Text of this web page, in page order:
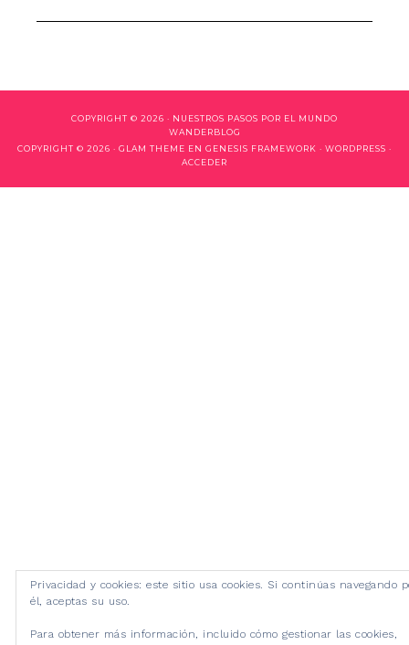
COPYRIGHT © 2026 · NUESTROS PASOS POR EL MUNDO
WANDERBLOG
COPYRIGHT © 2026 · GLAM THEME EN GENESIS FRAMEWORK · WORDPRESS ·
ACCEDER
Privacidad y cookies: este sitio usa cookies. Si continúas navegando
él, aceptas su uso.
Para obtener más información, incluido cómo gestionar las cookies,